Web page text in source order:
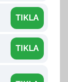
TIKLA
TIKLA